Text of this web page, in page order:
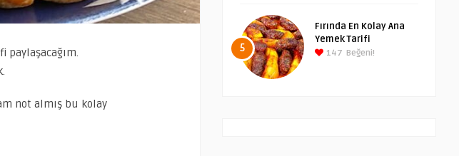
paylaşacağım.
not almış bu kolay
5
Fırında En Kolay Ana
Yemek Tarifi
147 Beğeni!